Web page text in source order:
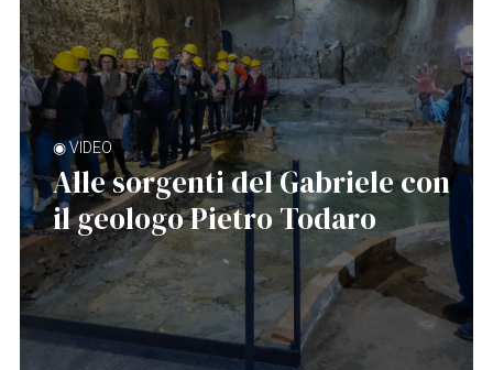
◉ VIDEO
Alle sorgenti del Gabriele con
il geologo Pietro Todaro